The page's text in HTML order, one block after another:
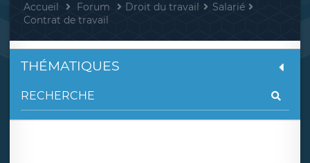
Accueil Forum Droit du travail
Salarié
Contrat de travail
THÉMATIQUES